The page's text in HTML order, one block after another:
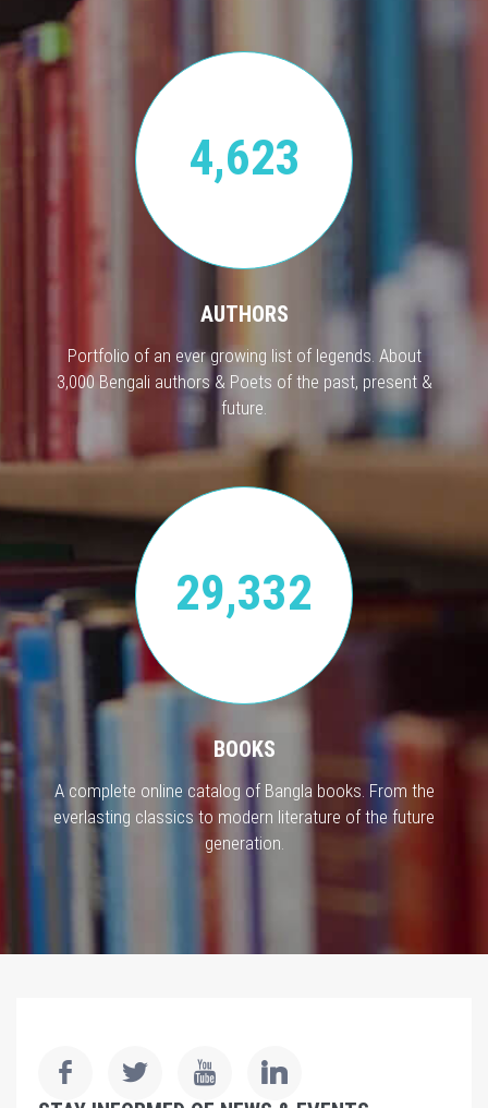
4,623
AUTHORS
Portfolio of an ever growing list of legends. About
3,000 Bengali authors & Poets of the past, present &
future.
29,332
BOOKS
A complete online catalog of Bangla books. From the
everlasting classics to modern literature of the future
generation.